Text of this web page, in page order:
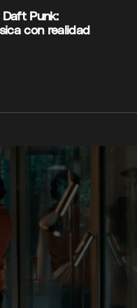
Punk:
con realidad